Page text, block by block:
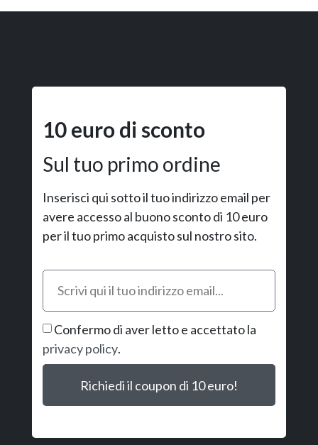
10 euro di sconto
Sul tuo primo ordine
Inserisci qui sotto il tuo indirizzo email per
avere accesso al buono sconto di 10 euro
per il tuo primo acquisto sul nostro sito.
Confermo di aver letto e accettato la
privacy policy.
Richiedi il coupon di 10 euro!